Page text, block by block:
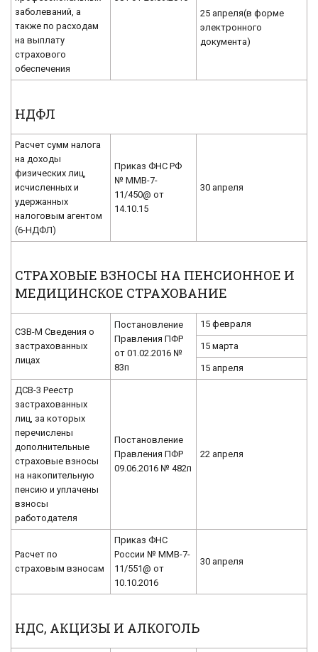
заболеваний, а
также по расходам
на выплату
страхового
обеспечения
25 апреля(в форме
электронного
документа)
НДФЛ
Расчет сумм налога
на доходы
физических лиц,
исчисленных и
удержанных
налоговым агентом
(6-НДФЛ)
Приказ ФНС РФ
№ ММВ-7-
11/450@ от
14.10.15
30 апреля
СТРАХОВЫЕ ВЗНОСЫ НА ПЕНСИОННОЕ И
МЕДИЦИНСКОЕ СТРАХОВАНИЕ
СЗВ-М Сведения о
застрахованных
лицах
Постановление
Правления ПФР
от 01.02.2016 №
83п
15 февраля
15 марта
15 апреля
ДСВ-3 Реестр
застрахованных
лиц, за которых
перечислены
дополнительные
страховые взносы
на накопительную
пенсию и уплачены
взносы
работодателя
Постановление
Правления ПФР
09.06.2016 № 482п
22 апреля
Расчет по
страховым взносам
Приказ ФНС
России № ММВ-7-
11/551@ от
10.10.2016
30 апреля
НДС, АКЦИЗЫ И АЛКОГОЛЬ